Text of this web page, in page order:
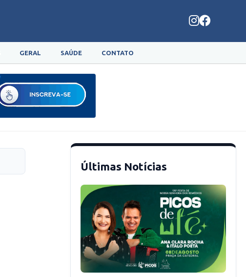
GERAL SAÚDE CONTATO
Últimas Notícias